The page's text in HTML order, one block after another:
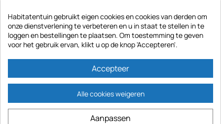
International
https://www.habitatentuin.nl is een site van het bedrijf GECODIS SA met een
kapitaal van € 187.203,29, 32 Rue de Paradis - PARIJS 75010 (FRANKRIJK).
Habitatentuin gebruikt eigen cookies en cookies van derden om
onze dienstverlening te verbeteren en u in staat te stellen in te
loggen en bestellingen te plaatsen. Om toestemming te geven
voor het gebruik ervan, klikt u op de knop 'Accepteren'.
Accepteer
Alle cookies weigeren
Aanpassen